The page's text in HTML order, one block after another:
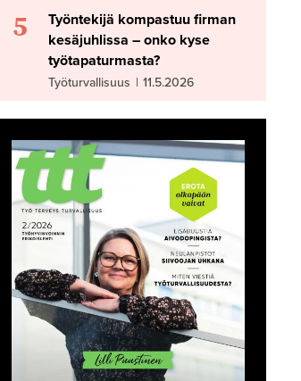
5
Työntekijä kompastuu firman
kesäjuhlissa – onko kyse
työtapaturmasta?
Työturvallisuus | 11.5.2026